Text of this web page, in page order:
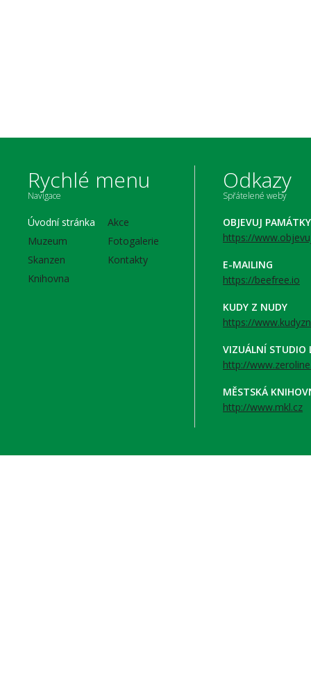
Rychlé menu
Navigace
Úvodní stránka
Muzeum
Skanzen
Knihovna
Akce
Fotogalerie
Kontakty
Odkazy
Spřátelené weby
OBJEVUJ PAMÁTKY
https://
E-MAILING
https://beefree.io
KUDY Z NUDY
https://
VIZUÁLNÍ STUDIO
http://
MĚSTSKÁ
http://www.mkl.cz